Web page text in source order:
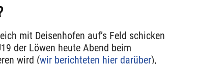
mit Deisenhofen auf’s Feld schicken
der Löwen heute Abend beim
wird (wir berichteten hier darüber),